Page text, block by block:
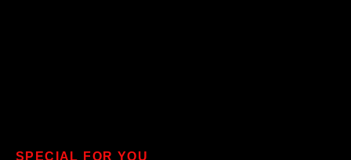
SPECIAL FOR YOU